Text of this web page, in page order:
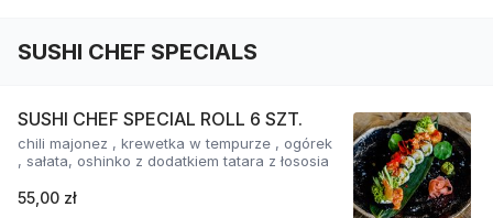
SUSHI CHEF SPECIALS
SUSHI CHEF SPECIAL ROLL 6 SZT.
chili majonez , krewetka w tempurze , ogórek
, sałata, oshinko z dodatkiem tatara z łososia
55,00 zł